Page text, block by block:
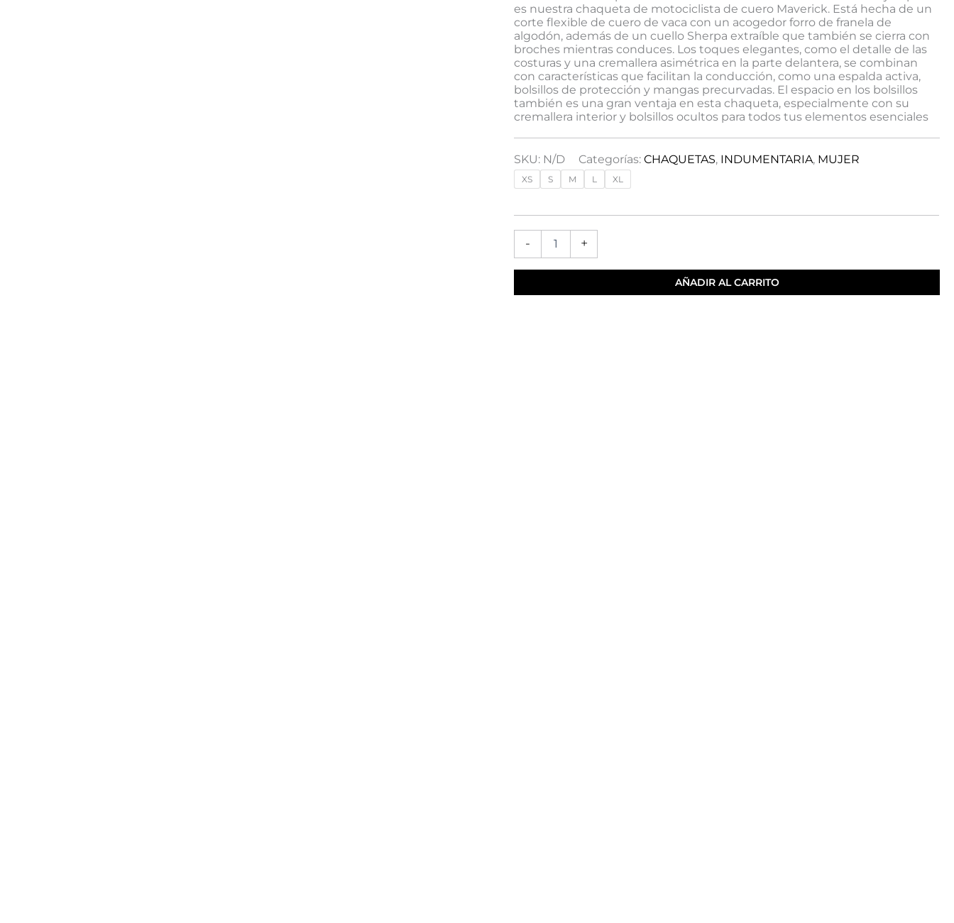
es nuestra chaqueta de motociclista de cuero Maverick. Está hecha de un
corte flexible de cuero de vaca con un acogedor forro de franela de
algodón, además de un cuello Sherpa extraíble que también se cierra con
broches mientras conduces. Los toques elegantes, como el detalle de las
costuras y una cremallera asimétrica en la parte delantera, se combinan
con características que facilitan la conducción, como una espalda activa,
bolsillos de protección y mangas precurvadas. El espacio en los bolsillos
también es una gran ventaja en esta chaqueta, especialmente con su
cremallera interior y bolsillos ocultos para todos tus elementos esenciales
SKU: N/D Categorías:CHAQUETAS, INDUMENTARIA, MUJER
XS S M L XL
- +
AÑADIR AL CARRITO